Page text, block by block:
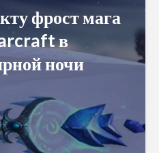
фрост мага
в
ночи